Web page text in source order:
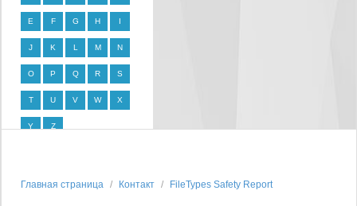
E F G H I
J K L M N
O P Q R S
T U V W X
Y Z
Главная страница Контакт FileTypes Safety Report